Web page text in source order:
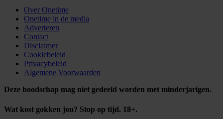
Over Onetime
Onetime in de media
Adverteren
Contact
Disclaimer
Cookiebeleid
Privacybeleid
Algemene Voorwaarden
Deze boodschap mag niet gedeeld worden met minderjarigen.
Wat kost gokken jou? Stop op tijd. 18+.